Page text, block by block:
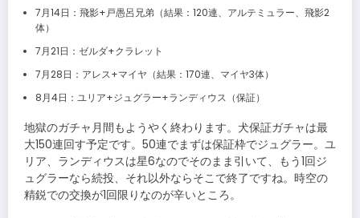
7月14日：飛影+戸愚呂兄弟（結果：120連、アルテミュラー、飛影2
体）
7月21日：ゼルダ+クラレット
7月28日：アレス+マイヤ（結果：170連、マイヤ3体）
8月4日：ユリア+ジュグラー+ランディウス（保証）
地獄のガチャ月間もようやく終わります。犬保証ガチャは最
大150連回す予定です。50連でまずは保証枠でジュグラー。ユ
リア、ランディウスは星6なのでそのまま引いて、もう1回ジ
ュグラーなら続投、それ以外ならそこで終了ですね。時空の
精鋭での交換が1回限りなのが辛いところ。